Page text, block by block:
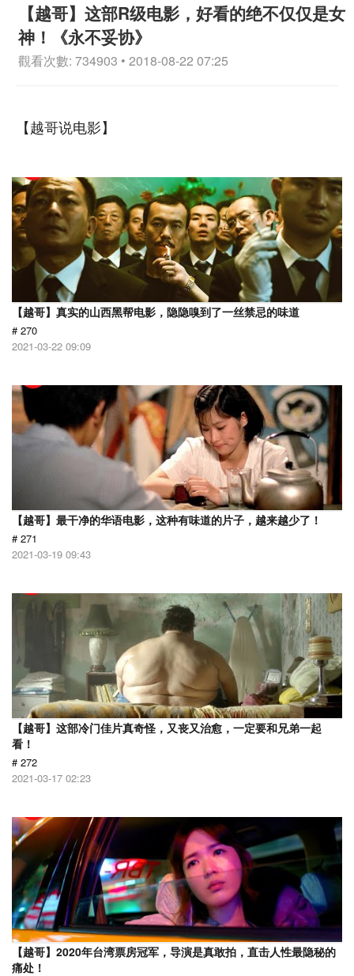
【越哥】这部R级电影，好看的绝不仅仅是女
神！《永不妥协》
觀看次數: 734903 • 2018-08-22 07:25
【越哥说电影】
【越哥】真实的山西黑帮电影，隐隐嗅到了一丝禁忌的味道
# 270
2021-03-22 09:09
【越哥】最干净的华语电影，这种有味道的片子，越来越少了！
# 271
2021-03-19 09:43
【越哥】这部冷门佳片真奇怪，又丧又治愈，一定要和兄弟一起
看！
# 272
2021-03-17 02:23
【越哥】2020年台湾票房冠军，导演是真敢拍，直击人性最隐秘的
痛处！